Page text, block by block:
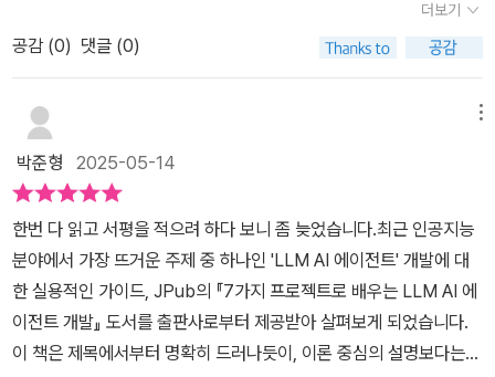
이건 진짜 실무용이구나'라는 느낌이 왔습니다. ReAct, LangChai
n, LlamaIndex 같은 실전에서 쓰이는 기술들이 단계별로 나와있어
서 실제 프로젝트에 적용하기 좋겠다 싶었습니다이 책의 장점1️⃣ LL
M 에이전트의 개념을 명확하게 설명책의 초반부에서는 AI 에이전트
와 달리, 에이전트는 '환경과 상호작용하며 스스로 문제를 해결하는
시스템'이라는 정의가 인상적이었습니다.🔍 개념 정립'에이전트는 단
순한 응답 생성기가 아니라 환경과 상호작용하며 문제를 해결하는 능
동적인 시스템입니다.'이 문장 하나로 그동안 모호했던 에이전트의 개
념이 확 잡혔습니다. 왜 많은 기업들이 단순 챗봇을 넘어 에이전트를
도입하려 하는지 이해가 됐습니다.2️⃣ ReAct 프레임워크 완전 분석
ReAct 프레임워크는 이 책의 핵심이라고 할 수 있습니다. 추론(Rea
더보기
공감 (0) 댓글 (0)
박준형 2025-05-14
한번 다 읽고 서평을 적으려 하다 보니 좀 늦었습니다.최근 인공지능
분야에서 가장 뜨거운 주제 중 하나인 'LLM AI 에이전트' 개발에 대
한 실용적인 가이드, JPub의 『7가지 프로젝트로 배우는 LLM AI 에
이전트 개발』 도서를 출판사로부터 제공받아 살펴보게 되었습니다.
이 책은 제목에서부터 명확히 드러나듯이, 이론 중심의 설명보다는